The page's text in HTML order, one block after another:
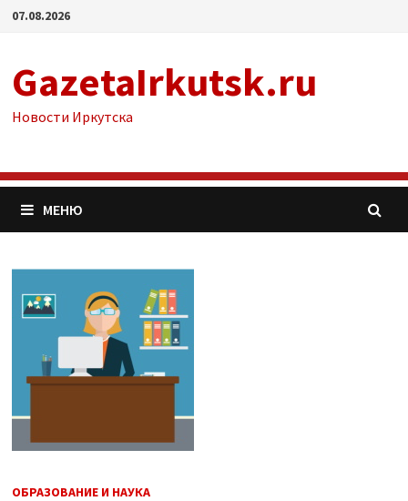
Перейти
07.08.2026
GazetaIrkutsk.ru
Новости Иркутска
МЕНЮ
ОБРАЗОВАНИЕ И НАУКА